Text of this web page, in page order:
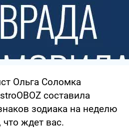
Ольга Соломка
составила
зодиака на неделю
ждет вас.